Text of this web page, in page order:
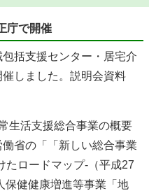
庁で開催
括支援センター・居宅介
しました。説明会資料
生活支援総合事業の概要
省の「「新しい総合事業
たロードマップ-（平成27
保健健康増進等事業「地